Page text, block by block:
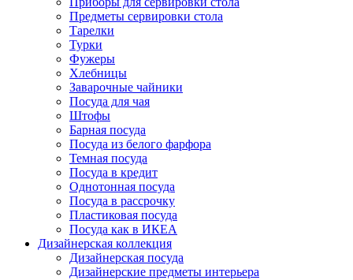
Предметы сервировки стола
Тарелки
Турки
Фужеры
Хлебницы
Заварочные чайники
Посуда для чая
Штофы
Барная посуда
Посуда из белого фарфора
Темная посуда
Посуда в кредит
Однотонная посуда
Посуда в рассрочку
Пластиковая посуда
Посуда как в ИКЕА
Дизайнерская коллекция
Дизайнерская посуда
Дизайнерские предметы интерьера